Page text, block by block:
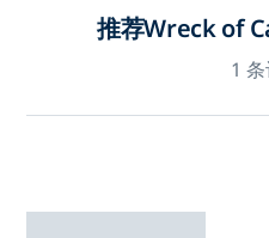
推荐Wreck of
1